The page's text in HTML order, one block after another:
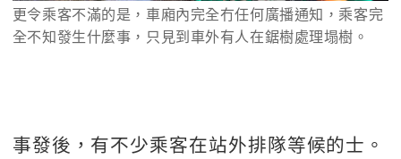
更令乘客不滿的是，車廂內完全冇任何廣播通知，乘客完
全不知發生什麼事，只見到車外有人在鋸樹處理塌樹。
事發後，有不少乘客在站外排隊等候的士。